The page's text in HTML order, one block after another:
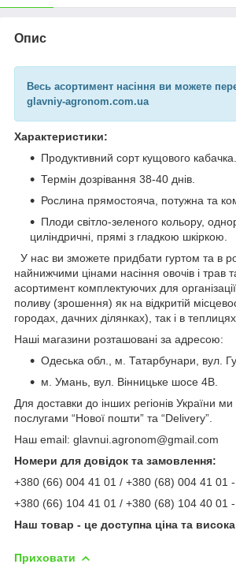
Опис
Весь асортимент насіння ви можете
glavniy-agronom.com.ua
Характеристики:
Продуктивний сорт кущового кабачка.
Термін дозрівання 38-40 днів.
Рослина прямостояча, потужна та
Плоди світло-зеленого кольору,
циліндричні, прямі з гладкою шкіркою.
У нас ви зможете придбати гуртом та в
найнижчими цінами насіння овочів і трав
асортимент комплектуючих для
поливу (зрошення) як на відкритій
городах, дачних ділянках), так і в теплицях.
Наші магазини розташовані за адресою:
Одеська обл., м. Татарбунари, вул.
м. Умань, вул. Вінницьке шосе 4В.
Для доставки до інших регіонів України
послугами “Нової пошти” та “Delivery”.
Наш email: glavnui.agronom@gmail.com
Номери для довідок та замовлення:
+380 (66) 004 41 01 / +380 (68) 004 41 01
+380 (66) 104 41 01 / +380 (68) 104 40 01
Наш товар - це доступна ціна та висока
Приховати